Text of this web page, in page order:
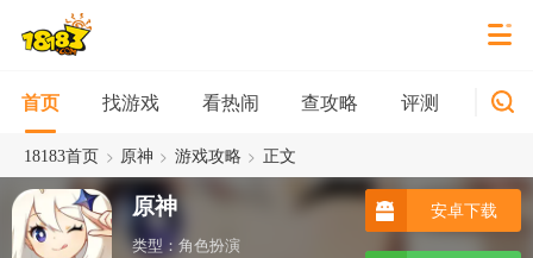
首页 找游戏 看热闹 查攻略 评测 新游
18183首页 > 原神 > 游戏攻略 > 正文
原神
类型：角色扮演
安卓下载